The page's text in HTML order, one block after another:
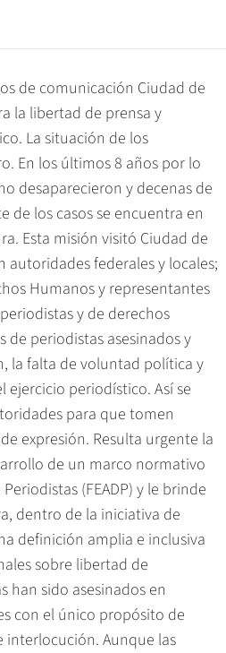
de comunicación Ciudad de
la libertad de prensa y
La situación de los
En los últimos 8 años por lo
desaparecieron y decenas de
de los casos se encuentra en
Esta misión visitó Ciudad de
autoridades federales y locales;
Humanos y representantes
y de derechos
de periodistas asesinados y
la falta de voluntad política y
ejercicio periodístico. Así se
para que tomen
expresión. Resulta urgente la
de un marco normativo
(FEADP) y le brinde
dentro de la iniciativa de
definición amplia e inclusiva
sobre libertad de
han sido asesinados en
con el único propósito de
interlocución. Aunque las